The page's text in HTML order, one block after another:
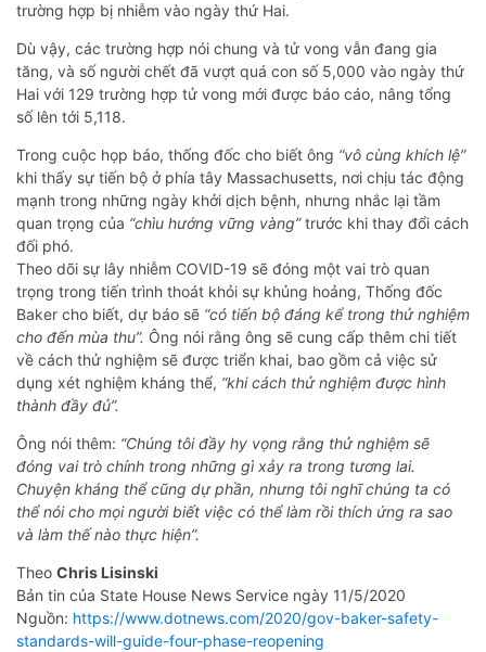
trường hợp bị nhiễm vào ngày thứ Hai.
Dù vậy, các trường hợp nói chung và tử vong vẫn đang gia
tăng, và số người chết đã vượt quá con số 5,000 vào ngày thứ
Hai với 129 trường hợp tử vong mới được báo cáo, nâng tổng
số lên tới 5,118.
Trong cuộc họp báo, thống đốc cho biết ông “vô cùng khích lệ”
khi thấy sự tiến bộ ở phía tây Massachusetts, nơi chịu tác động
mạnh trong những ngày khởi dịch bệnh, nhưng nhắc lại tầm
quan trọng của “chìu hướng vững vàng”trước khi thay đổi cách
đối phó.
Theo dõi sự lây nhiễm COVID-19 sẽ đóng một vai trò quan
trọng trong tiến trình thoát khỏi sự khủng hoảng, Thống đốc
Baker cho biết, dự báo sẽ “có tiến bộ đáng kể trong thử nghiệm
cho đến mùa thu”. Ông nói rằng ông sẽ cung cấp thêm chi tiết
về cách thử nghiệm sẽ được triển khai, bao gồm cả việc sử
dụng xét nghiệm kháng thể, “khi cách thử nghiệm được hình
thành đầy đủ”.
Ông nói thêm: “Chúng tôi đầy hy vọng rằng thử nghiệm sẽ
đóng vai trò chính trong những gì xảy ra trong tương lai.
Chuyện kháng thể cũng dự phần, nhưng tôi nghĩ chúng ta có
thể nói cho mọi người biết việc có thể làm rồi thích ứng ra sao
và làm thế nào thực hiện”.
Theo Chris Lisinski
Bản tin của State House News Service ngày 11/5/2020
Nguồn: https://www.dotnews.com/2020/gov-baker-safety-
standards-will-guide-four-phase-reopening